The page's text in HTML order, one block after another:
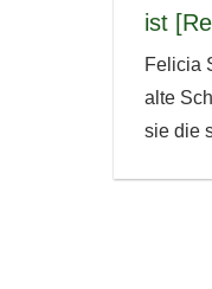
ist
Felicia
alte
sie die